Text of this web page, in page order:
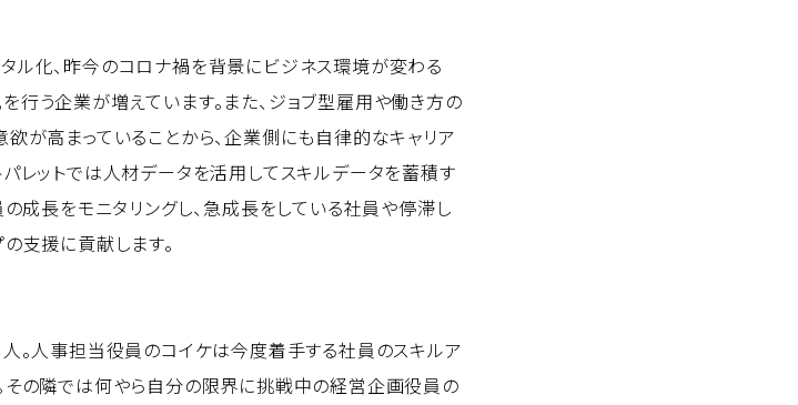
ル化、昨今のコロナ禍を背景にビジネス環境が変わる
う企業が増えています。また、ジョブ型雇用や働き方の
が高まっていることから、企業側にも自律的なキャリア
レットでは人材データを活用してスキルデータを蓄積す
成長をモニタリングし、急成長をしている社員や停滞し
支援に貢献します。
。人事担当役員のコイケは今度着手する社員のスキルア
その隣では何やら自分の限界に挑戦中の経営企画役員の